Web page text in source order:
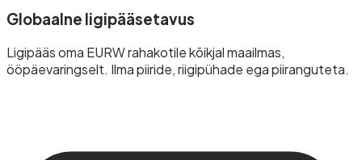
Globaalne ligipääsetavus
Ligipääs oma EURW rahakotile kõikjal maailmas,
ööpäevaringselt. Ilma piiride, riigipühade ega piiranguteta.